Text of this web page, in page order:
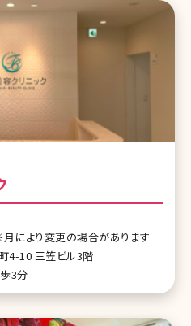
により変更の場合があります
4-10 三笠ビル3階
3分